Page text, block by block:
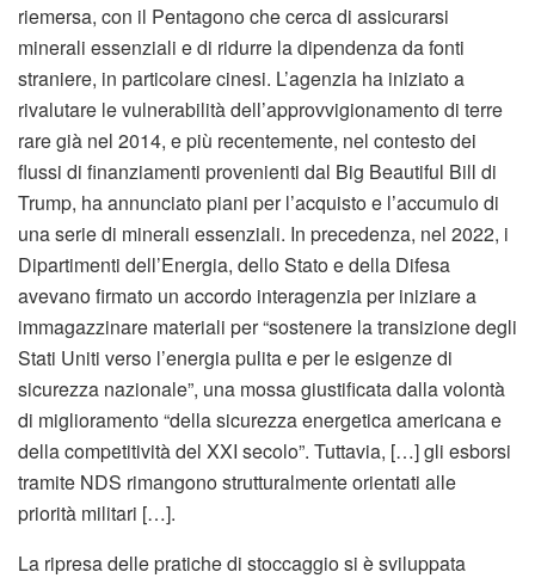
riemersa, con il Pentagono che cerca di assicurarsi
minerali essenziali e di ridurre la dipendenza da fonti
straniere, in particolare cinesi. L’agenzia ha iniziato a
rivalutare le vulnerabilità dell’approvvigionamento di terre
rare già nel 2014, e più recentemente, nel contesto dei
flussi di finanziamenti provenienti dal Big Beautiful Bill di
Trump, ha annunciato piani per l’acquisto e l’accumulo di
una serie di minerali essenziali. In precedenza, nel 2022, i
Dipartimenti dell’Energia, dello Stato e della Difesa
avevano firmato un accordo interagenzia per iniziare a
immagazzinare materiali per “sostenere la transizione degli
Stati Uniti verso l’energia pulita e per le esigenze di
sicurezza nazionale”, una mossa giustificata dalla volontà
di miglioramento “della sicurezza energetica americana e
della competitività del XXI secolo”. Tuttavia, […] gli esborsi
tramite NDS rimangono strutturalmente orientati alle
priorità militari […].
La ripresa delle pratiche di stoccaggio si è sviluppata